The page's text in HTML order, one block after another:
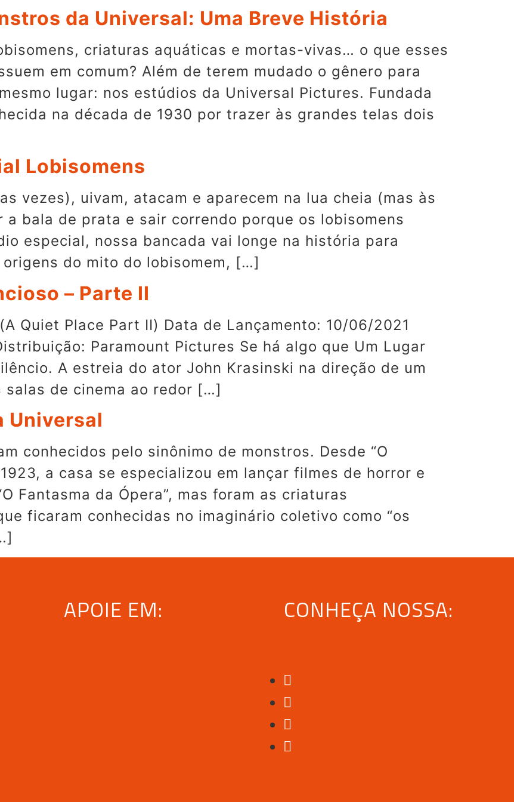
da Universal: Uma Breve História
criaturas aquáticas e mortas-vivas… o que esses
em comum? Além de terem mudado o gênero para
lugar: nos estúdios da Universal Pictures. Fundada
na década de 1930 por trazer às grandes telas dois
Lobisomens
vezes), uivam, atacam e aparecem na lua cheia (mas às
bala de prata e sair correndo porque os lobisomens
especial, nossa bancada vai longe na história para
do mito do lobisomem, […]
– Parte II
Quiet Place Part II) Data de Lançamento: 10/06/2021
Paramount Pictures Se há algo que Um Lugar
A estreia do ator John Krasinski na direção de um
de cinema ao redor […]
Universal
conhecidos pelo sinônimo de monstros. Desde “O
a casa se especializou em lançar filmes de horror e
Fantasma da Ópera”, mas foram as criaturas
ficaram conhecidas no imaginário coletivo como “os
APOIE EM: CONHEÇA NOSSA: